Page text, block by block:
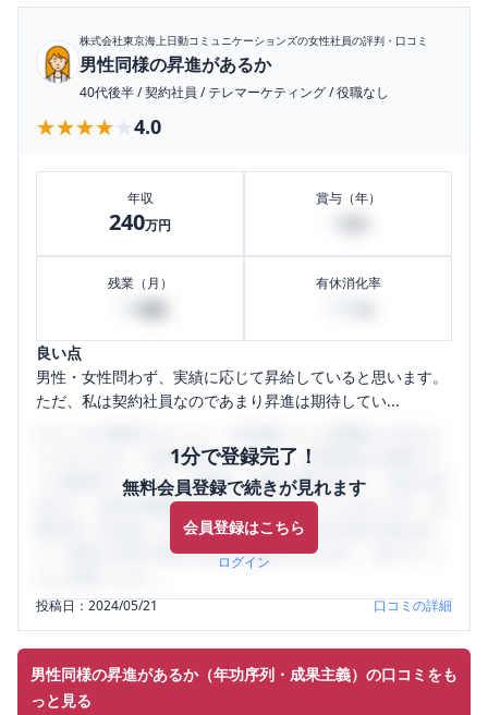
株式会社東京海上日動コミュニケーションズの女性社員の評判・口コミ
男性同様の昇進があるか
40代後半/契約社員 /テレマーケティング/役職なし
★★★★★
★★★★★ 4.0
年収
240万円
賞与（年）
残業（月） 有休消化率
良い点
男性・女性問わず、実績に応じて昇給していると思います。
ただ、私は契約社員なのであまり昇進は期待してい...
1分で登録完了！
無料会員登録で続きが見れます
会員登録はこちら
ログイン
うになります。SHEHUB(シーハブ)は、女性限定の企業口コ
ミの投稿サイトです。給与面・女性の働きやすさ・会社の評
判など、女性の転職は気にすべき点がたくさんあります。先
輩社員（元社員）の口コミを通して、本当の会社の姿を知
り、将来の不安や現在の悩みを解消するために、ぜひサイト
投稿日：2024/05/21 口コミの詳細
男性同様の昇進があるか（年功序列・成果主義）の口コミをも
っと見る